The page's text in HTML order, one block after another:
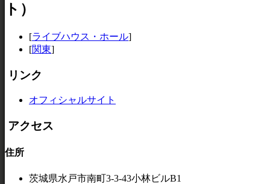
ト）
[ライブハウス・ホール]
[関東]
リンク
オフィシャルサイト
アクセス
住所
茨城県水戸市南町3-3-43小林ビルB1